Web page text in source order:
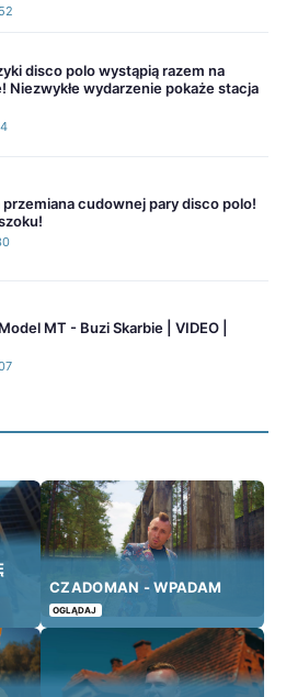
disco polo wystąpią razem na
Niezwykłe wydarzenie pokaże stacja
cudownej pary disco polo!
MT - Buzi Skarbie | VIDEO |
CZADOMAN - WPADAM
OGLĄDAJ